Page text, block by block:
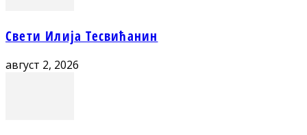
Свети Илија Тесвићанин
август 2, 2026